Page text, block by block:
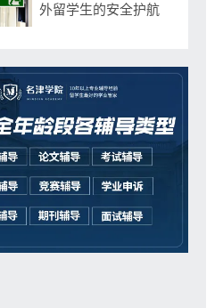
外留学生的安全护航